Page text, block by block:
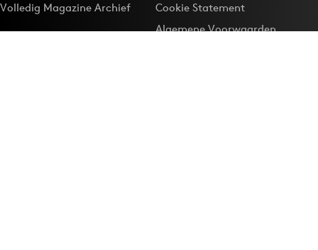
Volledig Magazine Archief
Cookie Statement
Algemene Voorwaarden